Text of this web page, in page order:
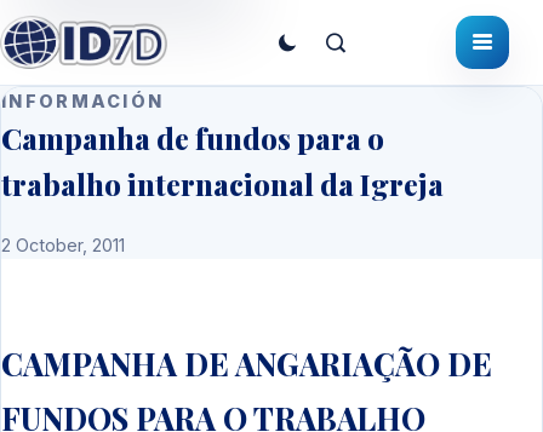
INFORMACIÓN
Campanha de fundos para o
trabalho internacional da Igreja
2 October, 2011
CAMPANHA DE ANGARIAÇÃO DE
FUNDOS PARA O TRABALHO